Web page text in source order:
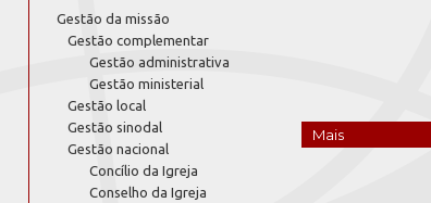
Gestão da missão
Gestão complementar
Gestão administrativa
Gestão ministerial
Gestão local
Gestão sinodal
Gestão nacional
Concílio da Igreja
Conselho da Igreja
Mais